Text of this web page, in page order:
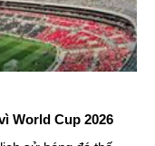
World Cup 2026